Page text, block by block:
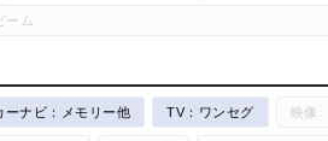
ーム
ーナビ：メモリー他 TV：ワンセグ 映像: